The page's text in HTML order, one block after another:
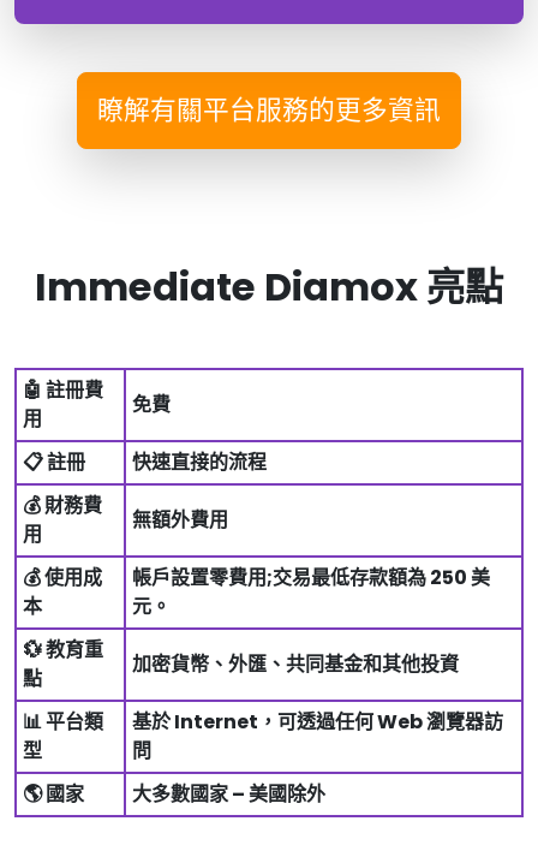
瞭解有關平台服務的更多資訊
Immediate Diamox 亮點
🤖 註冊費
用
免費
📋 註冊
快速直接的流程
💰 財務費
用
無額外費用
💰 使用成
本
帳戶設置零費用;交易最低存款額為 250 美
元。
💱 教育重
點
加密貨幣、外匯、共同基金和其他投資
📊 平台類
型
基於 Internet，可透過任何 Web 瀏覽器訪
問
🌎 國家
大多數國家 – 美國除外